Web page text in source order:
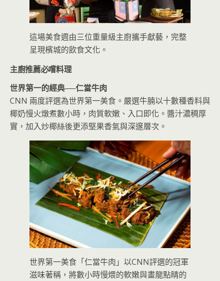
這場美食週由三位重量級主廚攜手獻藝，完整
呈現檳城的飲食文化。
主廚推薦必嚐料理
世界第一的經典──仁當牛肉
CNN 兩度評選為世界第一美食。嚴選牛腩以十數種香料與
椰奶慢火燉煮數小時，肉質軟嫩、入口即化。醬汁濃稠厚
實，加入炒椰絲後更添堅果香氣與深邃層次。
世界第一美食「仁當牛肉」以CNN評選的冠軍
滋味著稱，將數小時慢煨的軟嫩與畫龍點睛的